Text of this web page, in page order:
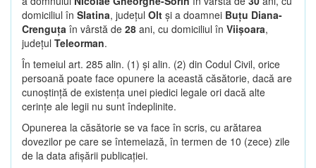
domiciliul în Slatina, județul Olt și a doamnei Buțu Diana-
Crenguța în vârstă de 28 ani, cu domiciliul în Viișoara,
județul Teleorman.
În temeiul art. 285 alin. (1) și alin. (2) din Codul Civil, orice
persoană poate face opunere la această căsătorie, dacă are
cunoștință de existența unei piedici legale ori dacă alte
cerințe ale legii nu sunt îndeplinite.
Opunerea la căsătorie se va face în scris, cu arătarea
dovezilor pe care se întemeiază, în termen de 10 (zece) zile
de la data afișării publicației.